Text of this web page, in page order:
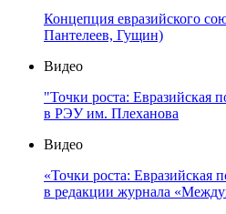
Концепция евразийского
Пантелеев, Гущин)
Видео
"Точки роста: Евразийская
в РЭУ им. Плеханова
Видео
«Точки роста: Евразийская
в редакции журнала